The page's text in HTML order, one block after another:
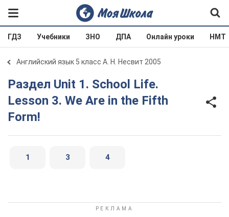
ГДЗ Учебники ЗНО ДПА Онлайн уроки НМТ
Английский язык 5 класс А. Н. Несвит 2005
Раздел Unit 1. School Life.
Lesson 3. We Are in the Fifth
Form!
1 3 4